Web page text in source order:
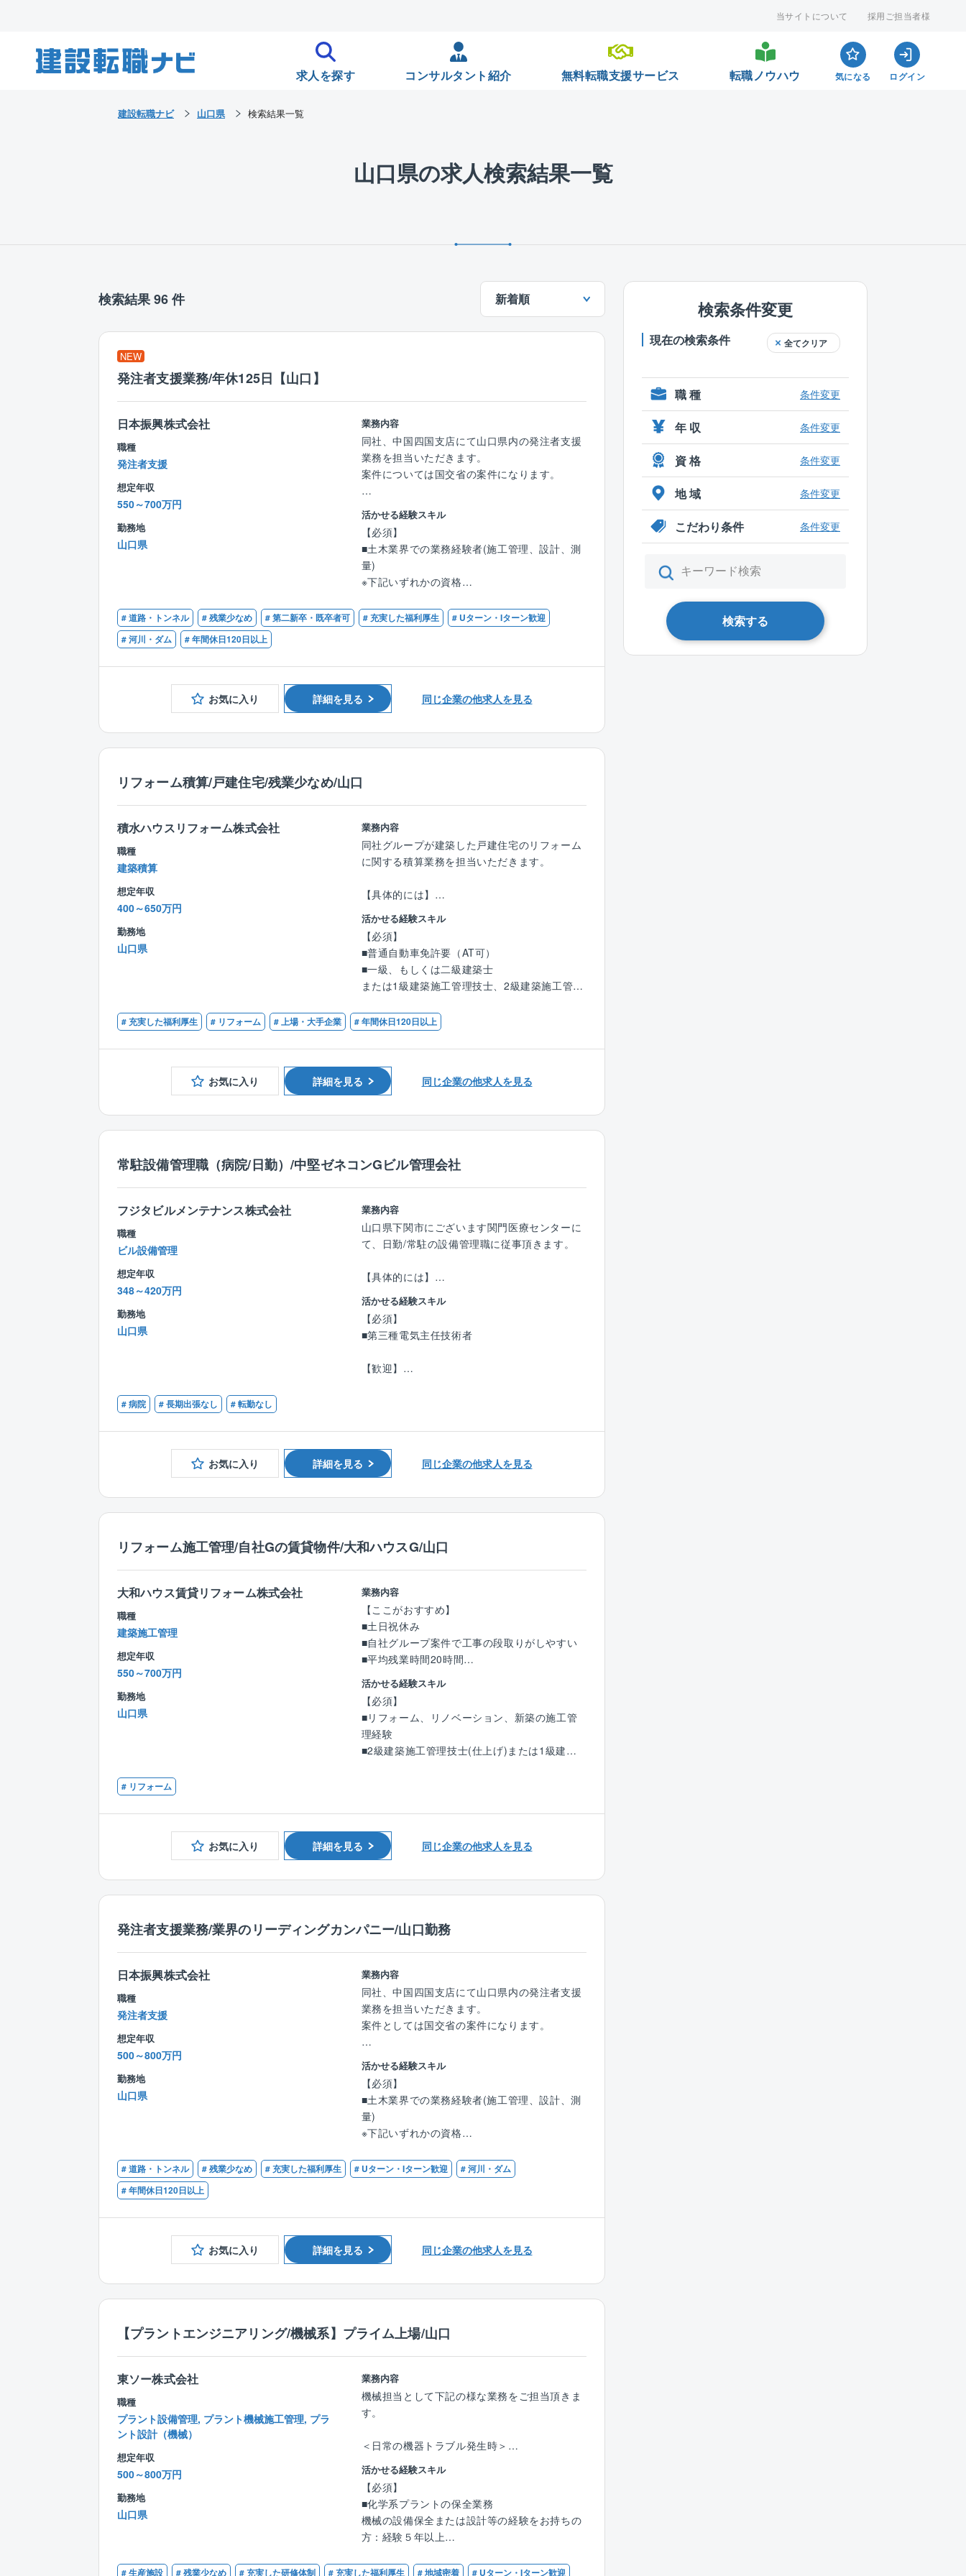
当サイトについて 採用ご担当者様
求人を探す コンサルタント紹介 無料転職支援サービス 転職ノウハウ 気になる ログイン
山口県の求人検索結果一覧
検索結果 96 件 新着順
NEW
発注者支援業務/年休125日【山口】
日本振興株式会社
職種
発注者支援
想定年収
550～700万円
勤務地
山口県
業務内容
同社、中国四国支店にて山口県内の発注者支援
業務を担当いただきます。
案件については国交省の案件になります。
■業務内容：
工事発注者となる国や官公庁、自治体などが手
掛ける公共事業において工事施工者との間に立
ち、業務のサポートを行います。
※発注者支援業務とは：公共工事の発注に伴っ
て発生する業務において発注者の支援及び行政
事務補助を行う業務です。
・積算技術業務 …設計図面照査、設計数量確
認、積算資料作成など
官公庁が主となり、補修・改修の割合が6割程
となります。中国四国支店の管轄は中国5県+四
国4県になります。また、基本的には発注者の
事業所での就業となりますが、ご自宅から通え
る現場のアサインやご家庭の事情等も考慮し、
無理な出張は基本発生しません。
■働き方について：
官公庁からの依頼がメインの為、土日祝はお休
み、平均残業時間も16.3時間と無理なく働けま
す。その他住宅手当や家族手当等、福利厚生が
充実しており、長く働ける環境を整えていま
す。
■組織構成：中途入社が6割程度となっており、
活かせる経験スキル
【必須】
■土木業界での業務経験者(施工管理、設計、測
量)
※下記いずれかの資格
■電気工事施工管理技士（1級または2級）
■技術士もしくは技術士補（建設部門）
■土木学会１級土木技術者または土木学会2級土
木技術者
【歓迎】
■発注者支援の実務経験
# 道路・トンネル # 残業少なめ # 第二新卒・既卒者可 # 充実した福利厚生
# Uターン・Iターン歓迎
# 河川・ダム
# 年間休日120日以上
お気に入り 詳細を見る 同じ企業の他求人を見る
リフォーム積算/戸建住宅/残業少なめ/山口
積水ハウスリフォーム株式会社
職種
建築積算
想定年収
400～650万円
勤務地
山口県
業務内容
同社グループが建築した戸建住宅のリフォーム
に関する積算業務を担当いただきます。
【具体的には】
■図面や工事内容から見積に必要な資材や数量
の確認
■業者選定と見積依頼
■必要資材及びその数量に応じた見積書の作成
（会社専用の見積システムを使用）
■契約後の工場オーダーや業者発注業務 等
【案件について】
牽引しています。
■案件は様々なリフォームがございます。
ネ機器を導入するリフォーム
提案型リフォーム：用途変更を伴うようなリ
フォーム・リノベーション工事などがございま
す。
【働き方】
ライベートも充実させることが可能です。
4年度実績）
■年間休日最大129日、全社平均残業時間は20
時間程度とワークライフバランスが整いやすい
活かせる経験スキル
【必須】
■普通自動車免許要（AT可）
■一級、もしくは二級建築士
または1級建築施工管理技士、2級建築施工管理
【歓迎条件】
■戸建住宅のリフォームの設計、積算、施工管
理等の経験のある方
■ゼネコンの現場監督の経験のある方
■工務店の施工管理の経験のある方
# 充実した福利厚生 # リフォーム # 上場・大手企業 # 年間休日120日以上
お気に入り 詳細を見る 同じ企業の他求人を見る
常駐設備管理職（病院/日勤）/中堅ゼネコンGビル管理会社
フジタビルメンテナンス株式会社
職種
ビル設備管理
想定年収
348～420万円
勤務地
山口県
業務内容
山口県下関市にございます関門医療センターに
て、日勤/常駐の設備管理職に従事頂きます。
【具体的には】
■建物管理業務（主に設備管理）
■建物管理マネージメント業務
■省エネルギー提案、管理
■統括管理業務
【ポイント】
す。2013年には大和ハウスグループにも参画し
更に安定経営！安定した企業で、長期的にキャ
■マイカー通勤可能です。
■契約社員での採用となるため、転勤はござい
ません。
活かせる経験スキル
【必須】
■第三種電気主任技術者
【歓迎】
■建築物環境衛生管理技術者
■第一種電気工事士、第二種電気工事士
# 病院 # 長期出張なし # 転勤なし
お気に入り 詳細を見る 同じ企業の他求人を見る
リフォーム施工管理/自社Gの賃貸物件/大和ハウスG/山口
大和ハウス賃貸リフォーム株式会社
職種
建築施工管理
想定年収
550～700万円
勤務地
山口県
業務内容
【ここがおすすめ】
■土日祝休み
■自社グループ案件で工事の段取りがしやすい
■平均残業時間20時間
■フレックスタイム制のため、自身の予定や業
務量に合わせ働くことができます。
【業務内容】
山口県内の営業所にて、賃貸アパート等の改
修・改築のリフォーム工事における施工管理業
【具体的には】
■顧客、管理会社、入居者との打ち合わせ
施工計画書、報告書作成等の施工管理業務全般
■その他付随する業務
【キャリア選択肢について】
■以下のキャリアを選択していただきます。
●全国総合職
活かせる経験スキル
【必須】
■リフォーム、リノベーション、新築の施工管
理経験
■2級建築施工管理技士(仕上げ)または1級建築
【歓迎】
■電気工事施工管理技士 保有者
■建築士 保有者
# リフォーム
お気に入り 詳細を見る 同じ企業の他求人を見る
発注者支援業務/業界のリーディングカンパニー/山口勤務
日本振興株式会社
職種
発注者支援
想定年収
500～800万円
勤務地
山口県
業務内容
同社、中国四国支店にて山口県内の発注者支援
業務を担当いただきます。
案件としては国交省の案件になります。
■業務内容：
工事発注者となる国や官公庁、自治体などが手
掛ける公共事業において工事施工者との間に立
ち、業務のサポートを行います。
※発注者支援業務とは：公共工事の発注に伴っ
て発生する業務において発注者の支援及び行政
事務補助を行う業務です。
・積算技術業務…設計図面照査、設計数量確
認、積算資料作成など
官公庁が主となり、補修・改修の割合が6割程
となります。中国四国支店の管轄は中国5県+四
国4県になります。また、基本的には発注者の
事業所での就業となりますが、ご自宅から通え
る現場のアサインやご家庭の事情等も考慮し、
無理な出張は基本発生しません。
■働き方について：
官公庁からの依頼がメインの為、土日祝はお休
み、平均残業時間も16.3時間と無理なく働けま
す。その他住宅手当や家族手当等、福利厚生が
充実しており、長く働ける環境を整えていま
す。
■組織構成：中途入社が6割程度となっており、
活かせる経験スキル
【必須】
■土木業界での業務経験者(施工管理、設計、測
量)
※下記いずれかの資格
■電気工事施工管理技士（1級または2級）
■技術士もしくは技術士補（建設部門）
■土木学会1級土木技術者または土木学会2級土
木技術者
【歓迎】
■発注者支援の実務経験
# 道路・トンネル # 残業少なめ # 充実した福利厚生 # Uターン・Iターン歓迎
# 河川・ダム
# 年間休日120日以上
お気に入り 詳細を見る 同じ企業の他求人を見る
【プラントエンジニアリング/機械系】プライム上場/山口
東ソー株式会社
職種
プラント設備管理, プラント機械施工管理, プラ
ント設計（機械）
想定年収
500～800万円
勤務地
山口県
業務内容
機械担当として下記の様な業務をご担当頂きま
す。
＜日常の機器トラブル発生時＞
■製造課からの点検・補修依頼を受け付け、ト
ラブル内容を確認・理解した上で外部の施工業
者に対し、安全・作業指示
■現場作業の立ち合いや作業結果の確認
＜年次の定期修理時＞
■工事の計画立案、見積もりの作成、業者の査
活かせる経験スキル
【必須】
■化学系プラントの保全業務
機械の設備保全または設計等の経験をお持ちの
方：経験５年以上
# 生産施設 # 残業少なめ # 充実した研修体制 # 充実した福利厚生 # 地域密着 # Uターン・Iターン歓迎
検索条件変更
現在の検索条件 全てクリア
職 種 条件変更
年 収 条件変更
資 格 条件変更
地 域 条件変更
こだわり条件 条件変更
検索する
建設転職ナビ 山口県 検索結果一覧